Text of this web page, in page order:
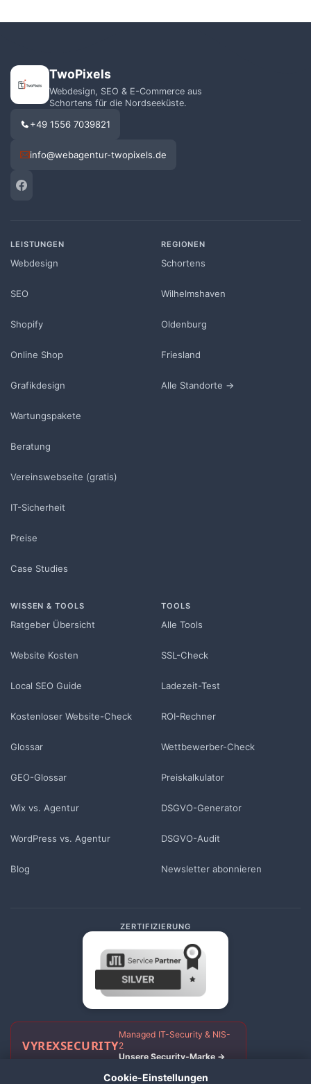
TwoPixels
Webdesign, SEO & E-Commerce aus
Schortens für die Nordseeküste.
+49 1556 7039821
info@webagentur-twopixels.de
LEISTUNGEN
Webdesign
SEO
Shopify
Online Shop
Grafikdesign
Wartungspakete
Beratung
Vereinswebseite (gratis)
IT-Sicherheit
Preise
Case Studies
REGIONEN
Schortens
Wilhelmshaven
Oldenburg
Friesland
Alle Standorte →
WISSEN & TOOLS
Ratgeber Übersicht
Website Kosten
Local SEO Guide
Kostenloser Website-Check
Glossar
GEO-Glossar
Wix vs. Agentur
WordPress vs. Agentur
Blog
TOOLS
Alle Tools
SSL-Check
Ladezeit-Test
ROI-Rechner
Wettbewerber-Check
Preiskalkulator
DSGVO-Generator
DSGVO-Audit
Newsletter abonnieren
ZERTIFIZIERUNG
VYREXSECURITY
Managed IT-Security & NIS-
2
Unsere Security-Marke →
Cookie-Einstellungen